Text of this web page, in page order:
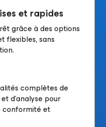
et rapides
grâce à des options
flexibles, sans
complètes de
d’analyse pour
conformité et